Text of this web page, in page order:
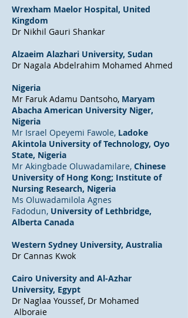
Wrexham Maelor Hospital, United
Kingdom
Dr Nikhil Gauri Shankar
Alzaeim Alazhari University, Sudan
Dr Nagala Abdelrahim Mohamed Ahmed
Nigeria
Mr Faruk Adamu Dantsoho​, Maryam
Abacha American University Niger,
Nigeria
Mr Israel Opeyemi Fawole​, Ladoke
Akintola University of Technology, Oyo
State, Nigeria
Mr Akingbade Oluwadamilare​, Chinese
University of Hong Kong; Institute of
Nursing Research, Nigeria
Ms Oluwadamilola​ Agnes
Fadodun, University of Lethbridge,
Alberta Canada
Western Sydney University, Australia
Dr Cannas Kwok
Cairo University and Al-Azhar
University, Egypt
Dr Naglaa Youssef, Dr Mohamed
Alboraie